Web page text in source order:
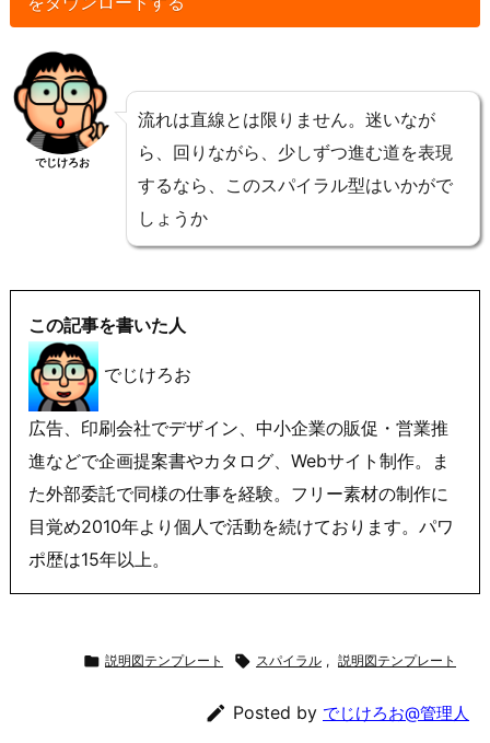
でじけろお
流れは直線とは限りません。迷いなが
ら、回りながら、少しずつ進む道を表現
するなら、このスパイラル型はいかがで
しょうか
この記事を書いた人
でじけろお
広告、印刷会社でデザイン、中小企業の販促・営業推
進などで企画提案書やカタログ、Webサイト制作。ま
た外部委託で同様の仕事を経験。フリー素材の制作に
目覚め2010年より個人で活動を続けております。パワ
ポ歴は15年以上。
 説明図テンプレート  スパイラル , 説明図テンプレート
 Posted by でじけろお@管理人